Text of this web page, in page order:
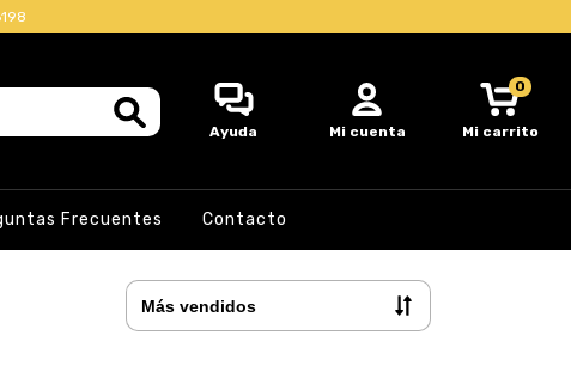
Ayuda Mi cuenta Mi carrito
0
Frecuentes Contacto